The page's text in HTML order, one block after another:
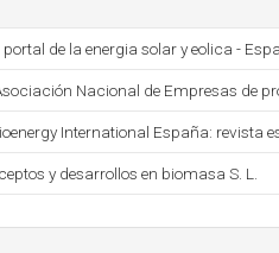
portal de la energia solar y eolica -
Nacional de Empresas de
International España: revista
y desarrollos en biomasa S. L.